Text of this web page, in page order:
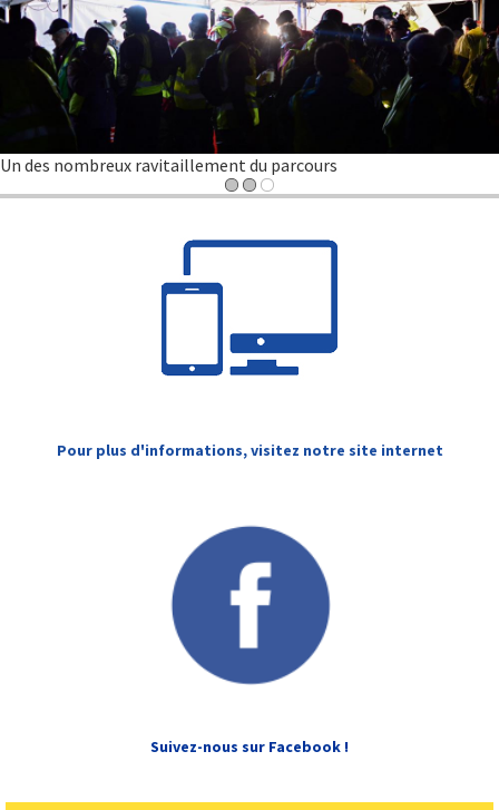
Un des nombreux ravitaillement du parcours
Pour plus d'informations, visitez notre site internet
Suivez-nous sur Facebook !